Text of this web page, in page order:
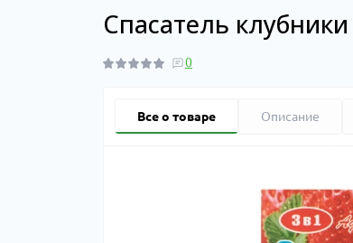
Спасатель
0
Все о товаре Описание